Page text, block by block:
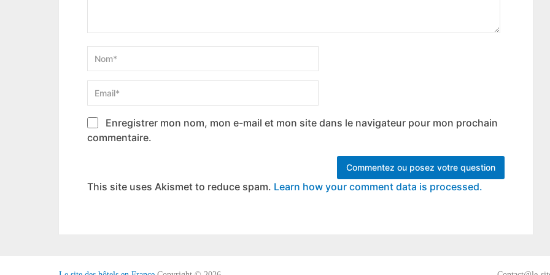
Enregistrer mon nom, mon e-mail et mon site dans le navigateur pour mon prochain
commentaire.
This site uses Akismet to reduce spam. Learn how your comment data is processed.